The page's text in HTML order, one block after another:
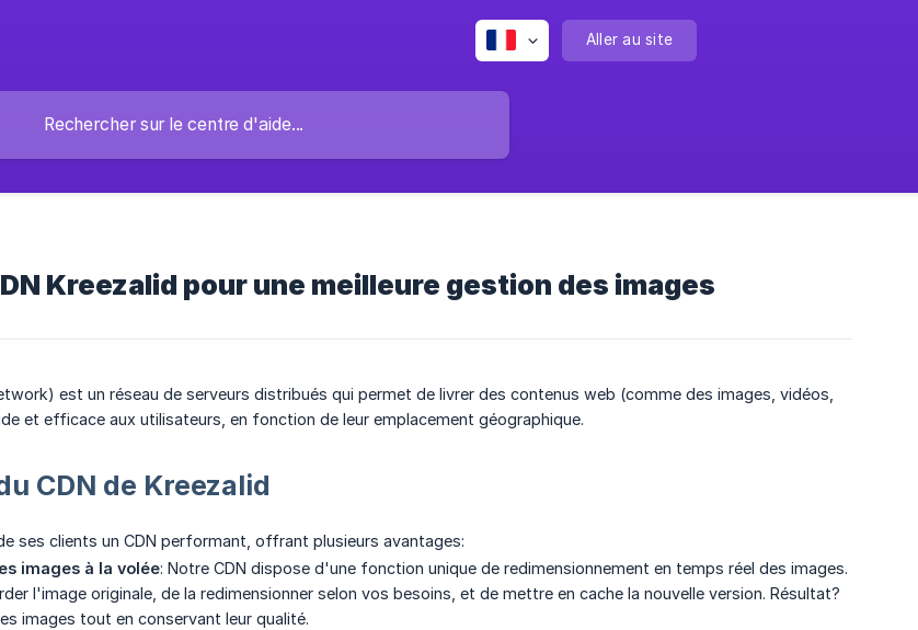
Aller au site
Kreezalid pour une meilleure gestion des images
est un réseau de serveurs distribués qui permet de livrer des contenus web (comme des images, vidéos,
et efficace aux utilisateurs, en fonction de leur emplacement géographique.
CDN de Kreezalid
ses clients un CDN performant, offrant plusieurs avantages:
images à la volée: Notre CDN dispose d'une fonction unique de redimensionnement en temps réel des images.
l'image originale, de la redimensionner selon vos besoins, et de mettre en cache la nouvelle version. Résultat?
images tout en conservant leur qualité.